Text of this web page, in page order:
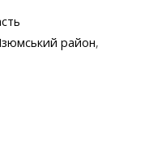
t ai
l
Ізюмський район,